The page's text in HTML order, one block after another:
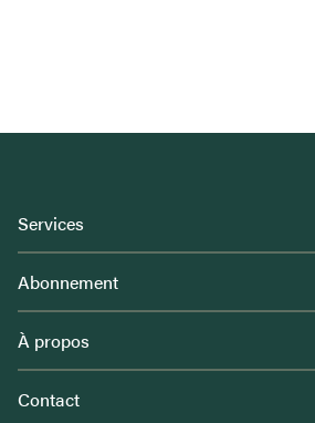
Services
Abonnement
À propos
Contact